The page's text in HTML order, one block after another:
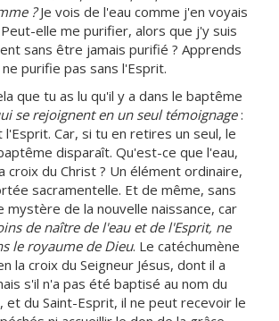
?Je vois de l'eau comme j'en voyais
elle me purifier, alors que j'y suis
sans être jamais purifié ? Apprends
purifie pas sans l'Esprit.
que tu as lu qu'il y a dans le baptême
se rejoignent en un seul témoignage:
l'Esprit. Car, si tu en retires un seul, le
disparaît. Qu'est-ce que l'eau,
croix du Christ ? Un élément ordinaire,
sacramentelle. Et de même, sans
mystère de la nouvelle naissance, car
de naître de l'eau et de l'Esprit, ne
le royaume de Dieu. Le catéchumène
la croix du Seigneur Jésus, dont il a
s'il n'a pas été baptisé au nom du
et du Saint-Esprit, il ne peut recevoir le